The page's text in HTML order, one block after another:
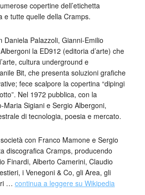
copertine dell’etichetta
e tutte quelle della Cramps.
Daniela Palazzoli, Gianni-Emilio
la ED912 (editoria d’arte) che
cultura underground e
Bit, che presenta soluzioni grafiche
fece scalpore la copertina “dipingi
Nel 1972 pubblica, con la
Maria Sigiani e Sergio Albergoni,
di tecnologia, poesia e mercato.
con Franco Mamone e Sergio
discografica Cramps, producendo
Finardi, Alberto Camerini, Claudio
i Venegoni & Co, gli Area, gli
… continua a leggere su Wikipedia